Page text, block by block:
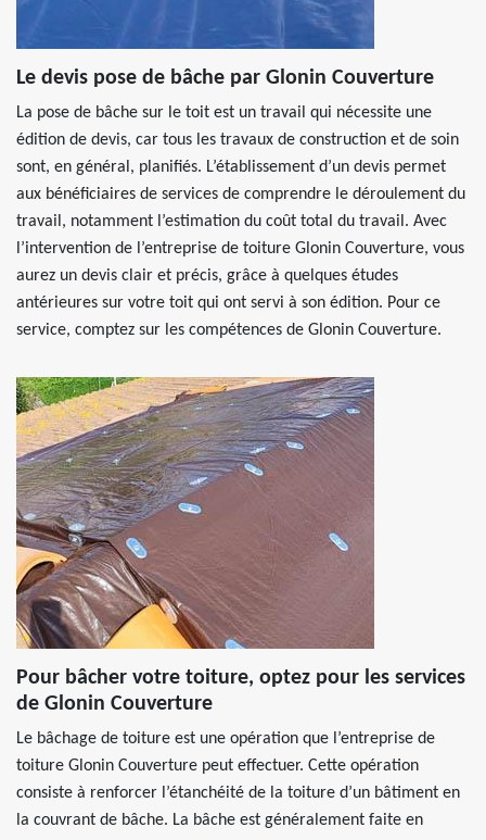
Le devis pose de bâche par Glonin Couverture
La pose de bâche sur le toit est un travail qui nécessite une
édition de devis, car tous les travaux de construction et de soin
sont, en général, planifiés. L’établissement d’un devis permet
aux bénéficiaires de services de comprendre le déroulement du
travail, notamment l’estimation du coût total du travail. Avec
l’intervention de l’entreprise de toiture Glonin Couverture, vous
aurez un devis clair et précis, grâce à quelques études
antérieures sur votre toit qui ont servi à son édition. Pour ce
service, comptez sur les compétences de Glonin Couverture.
Pour bâcher votre toiture, optez pour les services
de Glonin Couverture
Le bâchage de toiture est une opération que l’entreprise de
toiture Glonin Couverture peut effectuer. Cette opération
consiste à renforcer l’étanchéité de la toiture d’un bâtiment en
la couvrant de bâche. La bâche est généralement faite en